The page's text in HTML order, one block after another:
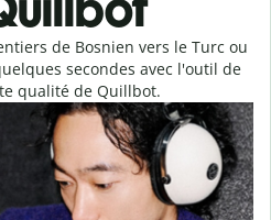
de Bosnien vers le Turc ou
secondes avec l'outil de
qualité de Quillbot.